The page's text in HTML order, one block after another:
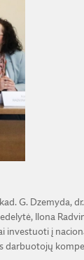
G. Dzemyda,
Ilona
investuoti į
darbuotojų